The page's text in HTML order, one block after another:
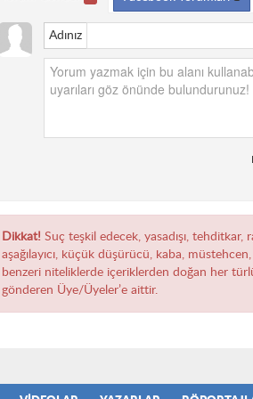
Adınız
Dikkat! Suç teşkil edecek, yasadışı,
aşağılayıcı, küçük düşürücü, kaba,
benzeri niteliklerde içeriklerden doğan her
gönderen Üye/Üyeler’e aittir.